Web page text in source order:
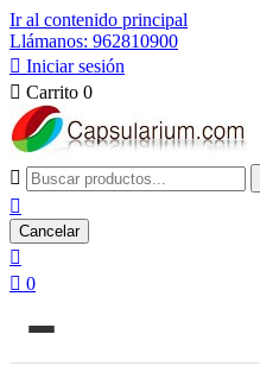
Ir al contenido principal
Llámanos: 962810900
 Iniciar sesión
 Carrito 0


Cancelar

 0